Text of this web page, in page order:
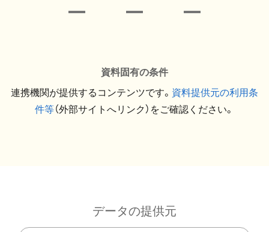
資料固有の条件
連携機関が提供するコンテンツです。 資料提供元の利用条
件等（外部サイトへリンク）をご確認ください。
データの提供元